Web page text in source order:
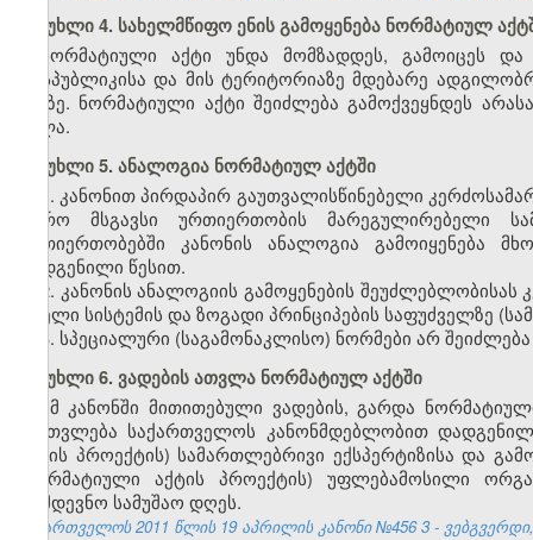
მუხლი 4. სახელმწიფო ენის გამოყენება ნორმატიულ
ნორმატიული აქტი უნდა მომზადდეს, გამოიცეს
რესპუბლიკისა და მის ტერიტორიაზე მდებარე
ენაზე. ნორმატიული აქტი შეიძლება გამოქვეყნდეს
ძალა.
მუხლი 5. ანალოგია ნორმატიულ აქტში
1. კანონით პირდაპირ გაუთვალისწინებელი
უფრო მსგავსი ურთიერთობის მარეგულირებელი
ურთიერთობებში კანონის ანალოგია გამოიყენება
დადგენილი წესით.
2. კანონის ანალოგიის გამოყენების
მთელი სისტემის და ზოგადი პრინციპების საფუძველზე
3. სპეციალური (საგამონაკლისო) ნორმები არ
მუხლი 6. ვადების ათვლა ნორმატიულ აქტში
ამ კანონში მითითებული ვადების, გარდა
ჩაითვლება საქართველოს კანონმდებლობით
აქტის პროექტის) სამართლებრივი ექსპერტიზისა და
(ნორმატიული აქტის პროექტის) უფლებამოსილი
მომდევნო სამუშაო დღეს.
საქართველოს 2011 წლის 19 აპრილის კანონი №456 3 -